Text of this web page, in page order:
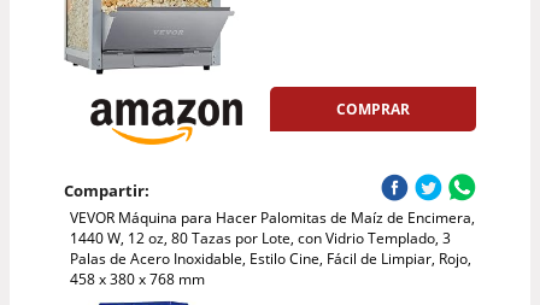
COMPRAR
Compartir:
VEVOR Máquina para Hacer Palomitas de Maíz de Encimera,
1440 W, 12 oz, 80 Tazas por Lote, con Vidrio Templado, 3
Palas de Acero Inoxidable, Estilo Cine, Fácil de Limpiar, Rojo,
458 x 380 x 768 mm